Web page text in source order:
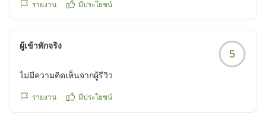
クチコミの詳細はこちらから
reviewId=33123477402202
รายงาน มีประโยชน์
ผู้เข้าพักจริง
5
ไม่มีความคิดเห็นจากผู้รีวิว
รายงาน มีประโยชน์